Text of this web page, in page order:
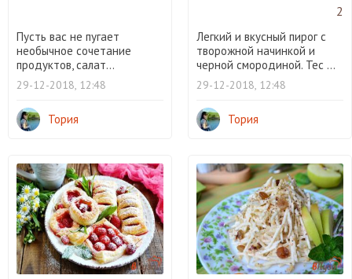
Пусть вас не пугает
необычное сочетание
продуктов, салат...
29-12-2018, 12:48
Тория
2
Легкий и вкусный пирог с
творожной начинкой и
черной смородиной. Тес ...
29-12-2018, 12:48
Тория